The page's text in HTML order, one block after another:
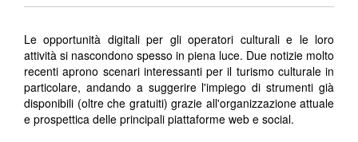
Le opportunità digitali per gli operatori culturali e le loro
attività si nascondono spesso in piena luce. Due notizie molto
recenti aprono scenari interessanti per il turismo culturale in
particolare, andando a suggerire l'impiego di strumenti già
disponibili (oltre che gratuiti) grazie all'organizzazione attuale
e prospettica delle principali piattaforme web e social.